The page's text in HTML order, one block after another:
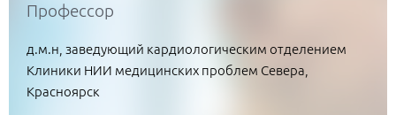
Профессор
д.м.н, заведующий кардиологическим отделением
Клиники НИИ медицинских проблем Севера,
Красноярск